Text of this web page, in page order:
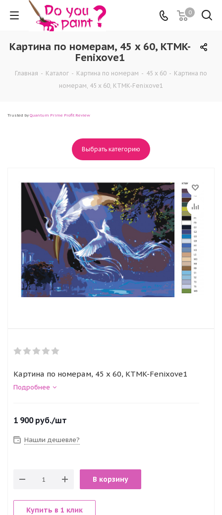
0
Картина по номерам, 45 x 60, KTMK-
Fenixove1
Главная - Каталог - Картина по номерам - 45 x 60 - Картина по
номерам, 45 x 60, KTMK-Fenixove1
Trusted by Quantum Prime Profit Review
Выбрать категорию
Картина по номерам, 45 x 60, KTMK-Fenixove1
Подробнее
1 900руб./шт
Нашли дешевле?
В корзину
Купить в 1 клик